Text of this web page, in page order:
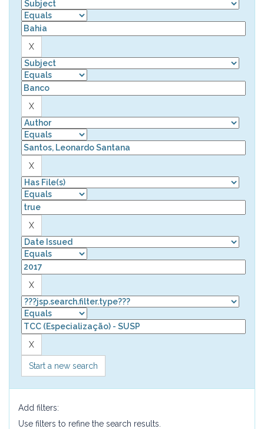
Start a new search
Add filters:
Use filters to refine the search results.